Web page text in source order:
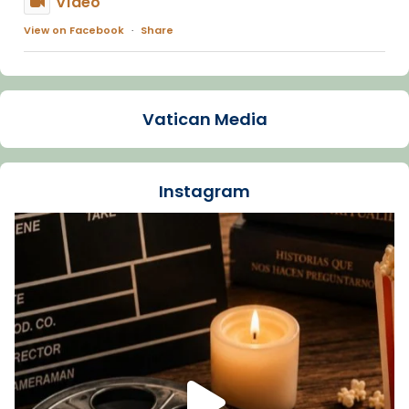
View on Facebook · Share
Arquebisbat de Barcelona
La Carmina va patir depressió. Fa gairebé
dos mesos, a l'Estadi Lluís Companys, la
Recupera l'entrevista comp
Vatican
tican News 👇
www.vaticannews.va/es/iglesia/news/2026-
07/carmina-historia-depresion-papa-viaje-
espana-testimoni...
Foto
View on Facebook · Share
Vatican Media
Instagram